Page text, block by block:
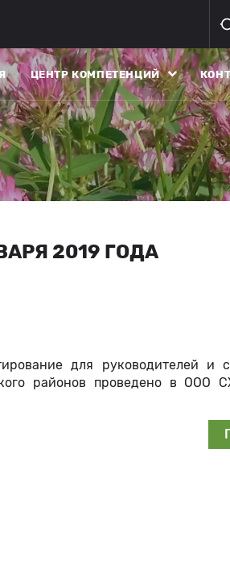
ЦЕНТР КОМПЕТЕНЦИЙ
2019 ГОДА
для руководителей и
районов проведено в ООО